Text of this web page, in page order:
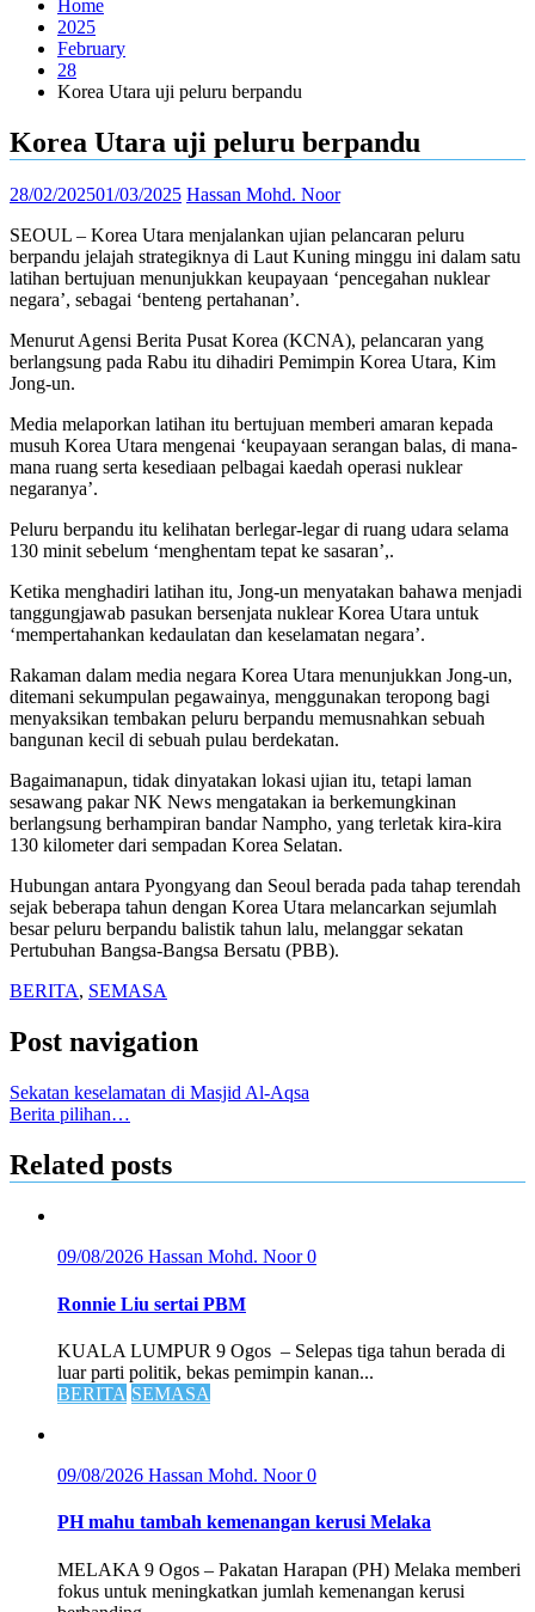
Home
2025
February
28
Korea Utara uji peluru berpandu
Korea Utara uji peluru berpandu
28/02/202501/03/2025 Hassan Mohd. Noor
SEOUL – Korea Utara menjalankan ujian pelancaran peluru
berpandu jelajah strategiknya di Laut Kuning minggu ini dalam satu
latihan bertujuan menunjukkan keupayaan ‘pencegahan nuklear
negara’, sebagai ‘benteng pertahanan’.
Menurut Agensi Berita Pusat Korea (KCNA), pelancaran yang
berlangsung pada Rabu itu dihadiri Pemimpin Korea Utara, Kim
Jong-un.
Media melaporkan latihan itu bertujuan memberi amaran kepada
musuh Korea Utara mengenai ‘keupayaan serangan balas, di mana-
mana ruang serta kesediaan pelbagai kaedah operasi nuklear
negaranya’.
Peluru berpandu itu kelihatan berlegar-legar di ruang udara selama
130 minit sebelum ‘menghentam tepat ke sasaran’,.
Ketika menghadiri latihan itu, Jong-un menyatakan bahawa menjadi
tanggungjawab pasukan bersenjata nuklear Korea Utara untuk
‘mempertahankan kedaulatan dan keselamatan negara’.
Rakaman dalam media negara Korea Utara menunjukkan Jong-un,
ditemani sekumpulan pegawainya, menggunakan teropong bagi
menyaksikan tembakan peluru berpandu memusnahkan sebuah
bangunan kecil di sebuah pulau berdekatan.
Bagaimanapun, tidak dinyatakan lokasi ujian itu, tetapi laman
sesawang pakar NK News mengatakan ia berkemungkinan
berlangsung berhampiran bandar Nampho, yang terletak kira-kira
130 kilometer dari sempadan Korea Selatan.
Hubungan antara Pyongyang dan Seoul berada pada tahap terendah
sejak beberapa tahun dengan Korea Utara melancarkan sejumlah
besar peluru berpandu balistik tahun lalu, melanggar sekatan
Pertubuhan Bangsa-Bangsa Bersatu (PBB).
BERITA, SEMASA
Post navigation
Sekatan keselamatan di Masjid Al-Aqsa
Berita pilihan…
Related posts
09/08/2026 Hassan Mohd. Noor0
Ronnie Liu sertai PBM
KUALA LUMPUR 9 Ogos – Selepas tiga tahun berada di
luar parti politik, bekas pemimpin kanan...
BERITA SEMASA
09/08/2026 Hassan Mohd. Noor0
PH mahu tambah kemenangan kerusi Melaka
MELAKA 9 Ogos – Pakatan Harapan (PH) Melaka memberi
fokus untuk meningkatkan jumlah kemenangan kerusi